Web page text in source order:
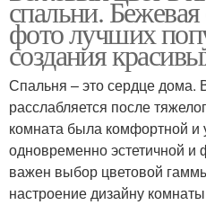
спальни.
фото лучших
создания
Спальня – это сердце дома.
расслабляется после
комната была комфортной
одновременно эстетичной
важен выбор цветовой
настроение дизайну